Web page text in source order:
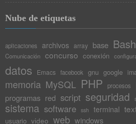
Nube de etiquetas
aplicaciones archivos array base Bash
Comunicación concurso conexión
datos Emacs facebook gnu google
memoria MySQL PHP procesos
programas red script seguridad
sistema software ssh terminal
usuario video web windows